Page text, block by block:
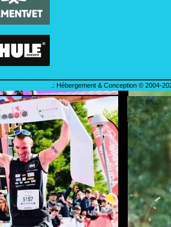
.: Hébergement & Conception © 2004-